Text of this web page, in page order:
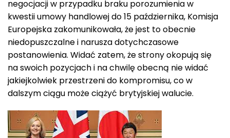
negocjacji w przypadku braku porozumienia w
kwestii umowy handlowej do 15 października, Komisja
Europejska zakomunikowała, że jest to obecnie
niedopuszczalne i narusza dotychczasowe
postanowienia. Widać zatem, że strony okopują się
na swoich pozycjach i na chwilę obecną nie widać
jakiejkolwiek przestrzeni do kompromisu, co w
dalszym ciągu może ciążyć brytyjskiej walucie.